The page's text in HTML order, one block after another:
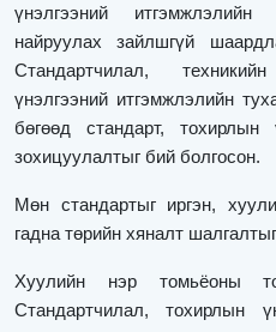
үнэлгээний
найруулах зайлшгүй
Стандартчилал,
үнэлгээний итгэмжлэлийн
бөгөөд стандарт,
зохицуулалтыг бий болгосон.
Мөн стандартыг иргэн,
гадна төрийн хяналт
Хуулийн нэр томьёоны
Стандартчилал, тохирлын